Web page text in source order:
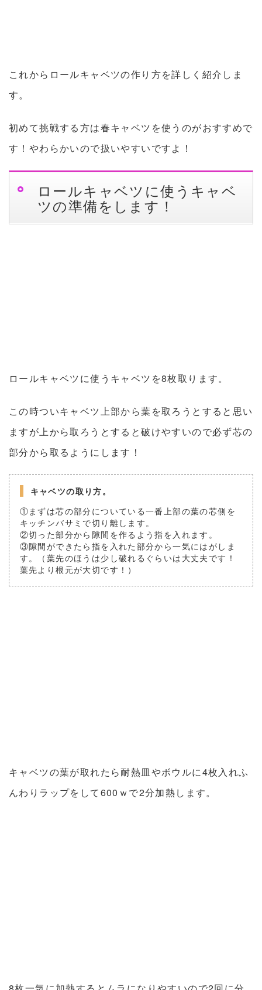
これからロールキャベツの作り方を詳しく紹介しま
す。
初めて挑戦する方は春キャベツを使うのがおすすめで
す！やわらかいので扱いやすいですよ！
ロールキャベツに使うキャベ
ツの準備をします！
ロールキャベツに使うキャベツを8枚取ります。
この時ついキャベツ上部から葉を取ろうとすると思い
ますが上から取ろうとすると破けやすいので必ず芯の
部分から取るようにします！
キャベツの取り方。
①まずは芯の部分についている一番上部の葉の芯側を
キッチンバサミで切り離します。
②切った部分から隙間を作るよう指を入れます。
③隙間ができたら指を入れた部分から一気にはがしま
す。（葉先のほうは少し破れるぐらいは大丈夫です！
葉先より根元が大切です！）
キャベツの葉が取れたら耐熱皿やボウルに4枚入れふ
んわりラップをして600ｗで2分加熱します。